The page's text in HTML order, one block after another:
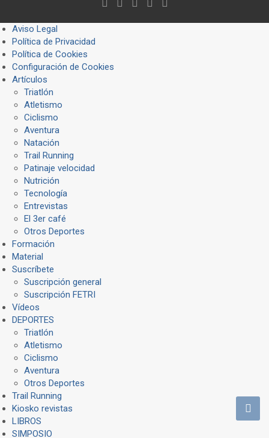
Aviso Legal
Política de Privacidad
Política de Cookies
Configuración de Cookies
Artículos
Triatlón
Atletismo
Ciclismo
Aventura
Natación
Trail Running
Patinaje velocidad
Nutrición
Tecnología
Entrevistas
El 3er café
Otros Deportes
Formación
Material
Suscríbete
Suscripción general
Suscripción FETRI
Vídeos
DEPORTES
Triatlón
Atletismo
Ciclismo
Aventura
Otros Deportes
Trail Running
Kiosko revistas
LIBROS
SIMPOSIO